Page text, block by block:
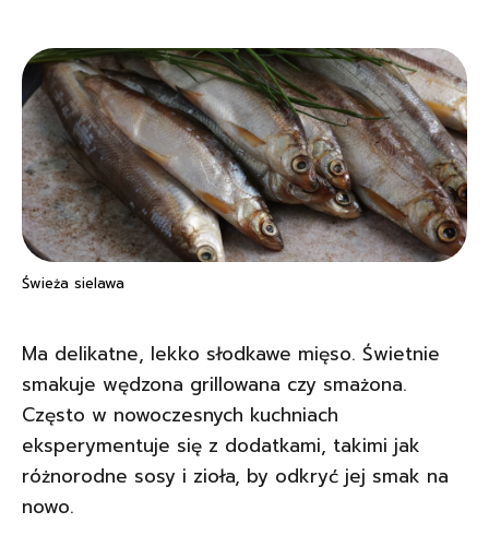
Świeża sielawa
Ma delikatne, lekko słodkawe mięso. Świetnie
smakuje wędzona grillowana czy smażona.
Często w nowoczesnych kuchniach
eksperymentuje się z dodatkami, takimi jak
różnorodne sosy i zioła, by odkryć jej smak na
nowo.